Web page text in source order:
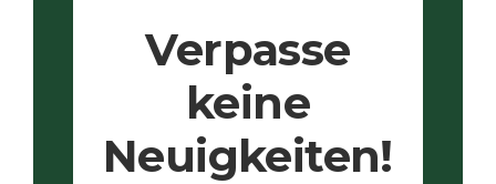
Verpasse
keine
Neuigkeiten!